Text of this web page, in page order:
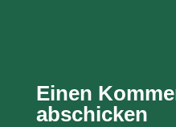
Einen
abschicken